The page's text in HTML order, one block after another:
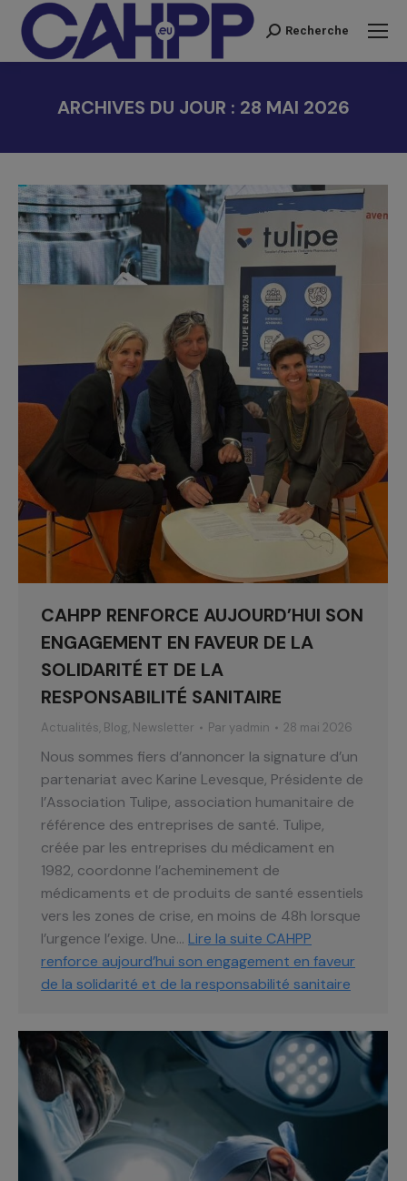
Recherche
Recherche
ARCHIVES DU JOUR : 28 MAI 2026
CAHPP RENFORCE AUJOURD’HUI SON
ENGAGEMENT EN FAVEUR DE LA
SOLIDARITÉ ET DE LA
RESPONSABILITÉ SANITAIRE
Actualités, Blog, Newsletter Par yadmin 28 mai 2026
Nous sommes fiers d’annoncer la signature d’un
partenariat avec Karine Levesque, Présidente de
l’Association Tulipe, association humanitaire de
référence des entreprises de santé. Tulipe,
créée par les entreprises du médicament en
1982, coordonne l’acheminement de
médicaments et de produits de santé essentiels
vers les zones de crise, en moins de 48h lorsque
l’urgence l’exige. Une… Lire la suite CAHPP
renforce aujourd’hui son engagement en faveur
de la solidarité et de la responsabilité sanitaire